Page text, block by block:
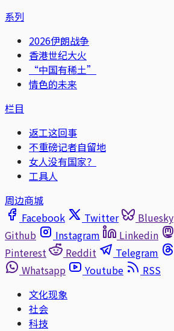
系列
2026伊朗战争
香港世纪大火
“中国有稀土”
情色的未来
栏目
返工这回事
不重磅记者自留地
女人没有国家？
工具人
周边商城
Facebook
Twitter Bluesky
Github
Instagram Linkedin
Pinterest
Reddit Telegram
Whatsapp
Youtube
RSS
文化现象
社会
科技